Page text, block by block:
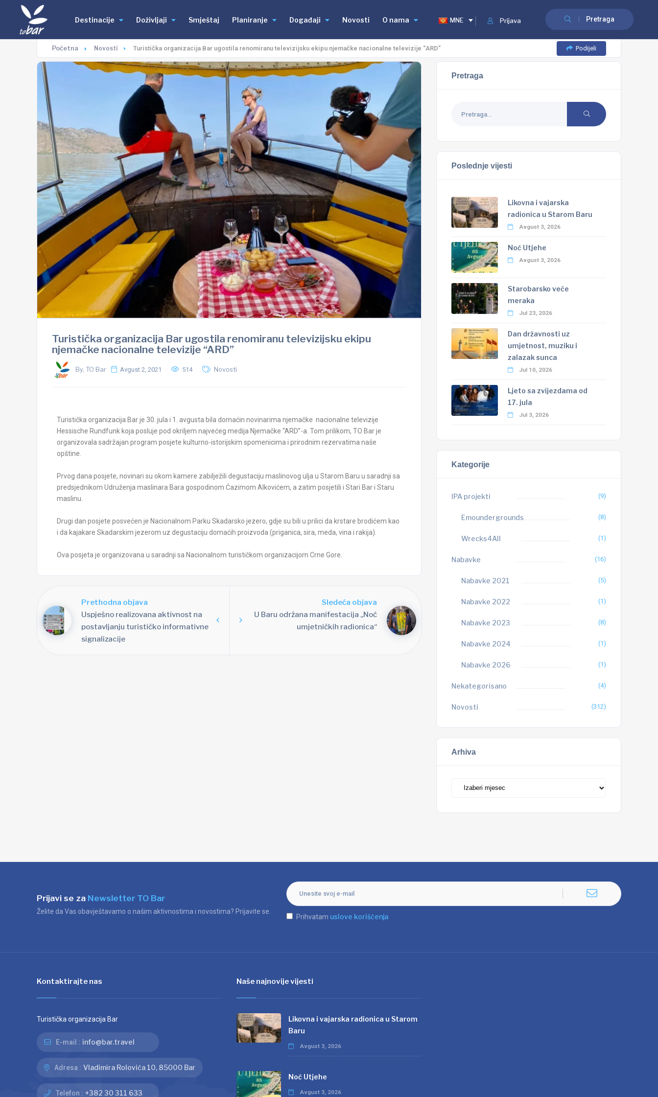
Pretraga
Prijava
MNE
Destinacije Doživljaji Smještaj Planiranje Događaji Novosti O nama
Početna Novosti Turistička organizacija Bar ugostila renomiranu televizijsku ekipu njemačke nacionalne televizije “ARD” Podijeli
Turistička organizacija Bar ugostila renomiranu televizijsku ekipu
njemačke nacionalne televizije “ARD”
By, TO Bar Avgust 2, 2021 514 Novosti
Turistička organizacija Bar je 30. jula i 1. avgusta bila domaćin novinarima njemačke nacionalne televizije
Hessische Rundfunk koja posluje pod okriljem najvećeg medija Njemačke “ARD”-a. Tom prilikom, TO Bar je
organizovala sadržajan program posjete kulturno-istorijskim spomenicima i prirodnim rezervatima naše
opštine.
Prvog dana posjete, novinari su okom kamere zabilježili degustaciju maslinovog ulja u Starom Baru u saradnji sa
predsjednikom Udruženja maslinara Bara gospodinom Ćazimom Alkovićem, a zatim posjetili i Stari Bar i Staru
maslinu.
Drugi dan posjete posvećen je Nacionalnom Parku Skadarsko jezero, gdje su bili u prilici da krstare brodićem kao
i da kajakare Skadarskim jezerom uz degustaciju domaćih proizvoda (priganica, sira, meda, vina i rakija).
Ova posjeta je organizovana u saradnji sa Nacionalnom turističkom organizacijom Crne Gore.
Prethodna objava
Uspješno realizovana aktivnost na
postavljanju turističko informativne
signalizacije
Sledeća objava
U Baru održana manifestacija „Noć
umjetničkih radionica“
Pretraga
Poslednje vijesti
Likovna i vajarska
radionica u Starom Baru
Avgust 3, 2026
Noć Utjehe
Avgust 3, 2026
Starobarsko veče
meraka
Jul 23, 2026
Dan državnosti uz
umjetnost, muziku i
zalazak sunca
Jul 10, 2026
Ljeto sa zvijezdama od
17. jula
Jul 3, 2026
Kategorije
IPA projekti (9)
Emoundergrounds (8)
Wrecks4All (1)
Nabavke (16)
Nabavke 2021 (5)
Nabavke 2022 (1)
Nabavke 2023 (8)
Nabavke 2024 (1)
Nabavke 2026 (1)
Nekategorisano (4)
Novosti (312)
Arhiva
Prijavi se za Newsletter TO Bar
Želite da Vas obavještavamo o našim aktivnostima i novostima? Prijavite se.
Prihvatam uslove korišćenja
Kontaktirajte nas
Turistička organizacija Bar
E-mail : info@bar.travel
Adresa : Vladimira Rolovića 10, 85000 Bar
Telefon : +382 30 311 633
Naše najnovije vijesti
Likovna i vajarska radionica u Starom
Baru
Avgust 3, 2026
Noć Utjehe
Avgust 3, 2026